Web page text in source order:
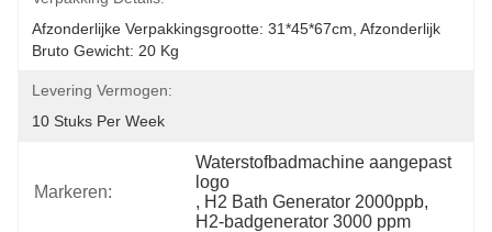
Afzonderlijke Verpakkingsgrootte: 31*45*67cm, Afzonderlijk
Bruto Gewicht: 20 Kg
Levering Vermogen:
10 Stuks Per Week
Markeren:
Waterstofbadmachine aangepast
logo
, H2 Bath Generator 2000ppb,
H2-badgenerator 3000 ppm